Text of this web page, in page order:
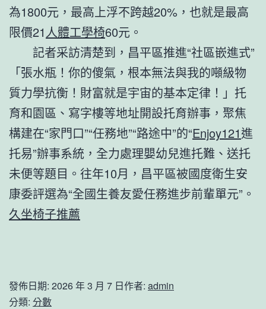
為1800元，最高上浮不跨越20%，也就是最高
限價21 人體工學椅60元。
記者采訪清楚到，昌平區推進“社區嵌進式”
「張水瓶！你的傻氣，根本無法與我的噸級物
質力學抗衡！財富就是宇宙的基本定律！」托
育和園區、寫字樓等地址開設托育辦事，聚焦
構建在“家門口”“任務地”“路途中”的“Enjoy121進
托易”辦事系統，全力處理嬰幼兒進托難、送托
未便等題目。往年10月，昌平區被國度衛生安
康委評選為“全國生養友愛任務進步前輩單元”。
久坐椅子推薦
發佈日期: 2026 年 3 月 7 日作者: admin
分類: 分數